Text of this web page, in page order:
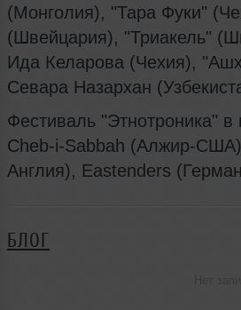
(Монголия), "Тара Фуки"
(Швейцария), "Триакель"
Ида Келарова (Чехия),
Севара Назархан
Фестиваль "Этнотроника" в
Cheb-i-Sabbah (Алжир-
Англия), Eastenders
БЛОГ